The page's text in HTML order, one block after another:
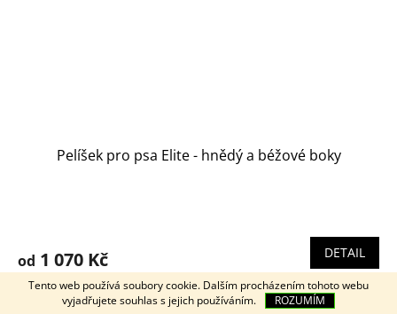
Tento web používá soubory cookie. Dalším procházením tohoto webu
vyjadřujete souhlas s jejich používáním.
ROZUMÍM
Pelíšek pro psa Elite - hnědý a béžové boky
je
5,0
od 1 070 Kč DETAIL
Luxusní pelíšek pro psa z eko kůže se sundávacím
potahem. V nabídce 3 velikosti, rozměr až 110x85 cm.